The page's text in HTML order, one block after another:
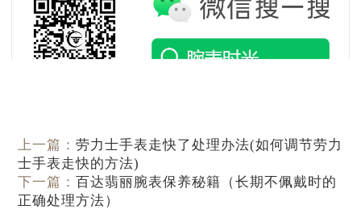
辽宁省鞍山市铁东区站前街亨得利售后服务中心（需提前预约）
辽宁省本溪市平山区胜利路亨得利售后服务中心（需提前预约）
辽宁省朝阳市双塔区新华路亨得利售后服务中心（需提前预约）
辽宁省葫芦岛市连山区中央路亨得利售后服务中心（需提前预约）
辽宁省辽阳市白塔区新运大街亨得利售后服务中心（需提前预约）
上一篇：劳力士手表走快了处理办法(如何调节劳力
士手表走快的方法)
下一篇：百达翡丽腕表保养秘籍（长期不佩戴时的
正确处理方法）